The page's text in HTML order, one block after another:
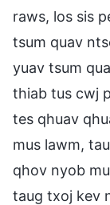
raws, los sis
tsum quav
yuav tsum
thiab tus cwj
tes qhuav
mus lawm,
qhov nyob
taug txoj kev